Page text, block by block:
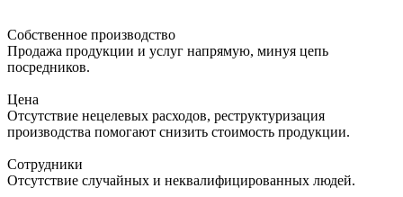
Собственное производство
Продажа продукции и услуг напрямую, минуя цепь
посредников.
Цена
Отсутствие нецелевых расходов, реструктуризация
производства помогают снизить стоимость продукции.
Сотрудники
Отсутствие случайных и неквалифицированных людей.